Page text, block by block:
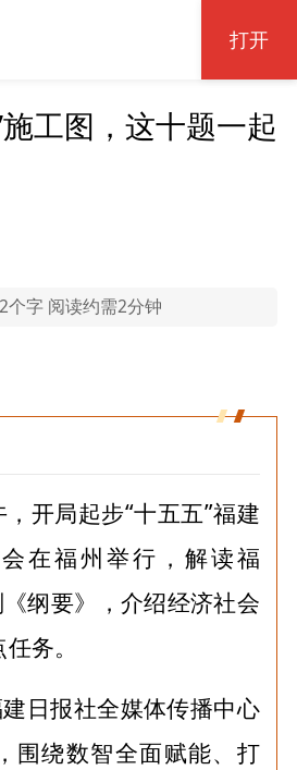
打开
工图，这十题一起
个字 阅读约需2分钟
开局起步“十五五”福建
在福州举行，解读福
纲要》，介绍经济社会
务。
日报社全媒体传播中心
围绕数智全面赋能、打